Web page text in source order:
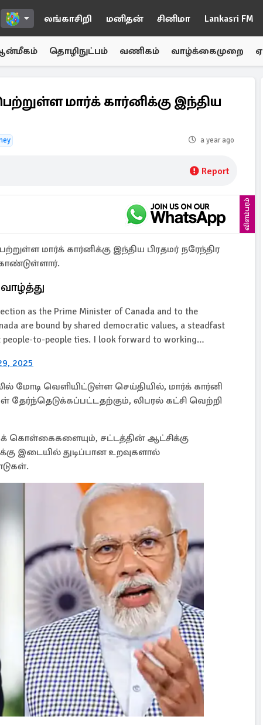
லங்காசிறி மனிதன் சினிமா Lankasri FM
தொழிநுட்பம் வணிகம் வாழ்க்கைமுறை
மார்க் கார்னிக்கு இந்திய
a year ago
Report
விளம்பரம்
மார்க் கார்னிக்கு இந்திய பிரதமர் நரேந்திர
as the Prime Minister of Canada and to the
are bound by shared democratic values, a steadfast
people-to-people ties. I look forward to working…
2025
வெளியிட்டுள்ள செய்தியில், மார்க் கார்னி
லிபரல் கட்சி வெற்றி
கொள்கைகளையும், சட்டத்தின் ஆட்சிக்கு
இடையில் துடிப்பான உறவுகளால்